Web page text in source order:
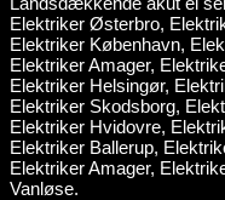
Elektriker Østerbro,
Elektriker København,
Elektriker Amager,
Elektriker Helsingør,
Elektriker Skodsborg,
Elektriker Hvidovre,
Elektriker Ballerup,
Elektriker Amager,
Vanløse.